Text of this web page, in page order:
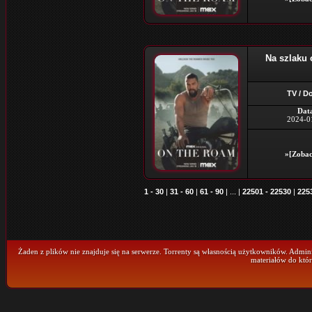
Na szlaku
TV /
2024-
1 - 30 | 31 - 60 | 61 - 90 | ... | 22501 - 22530 |
Żaden z plików nie znajduje się na serwerze. Torrenty są własnością użytkowników.
materiałów do